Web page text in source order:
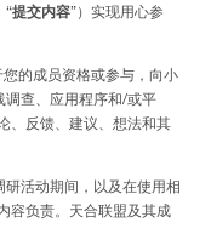
“提交内容”）实现用心参
的成员资格或参与，向小
调查、应用程序和/或平
、反馈、建议、想法和其
活动期间，以及在使用相
容负责。天合联盟及其成